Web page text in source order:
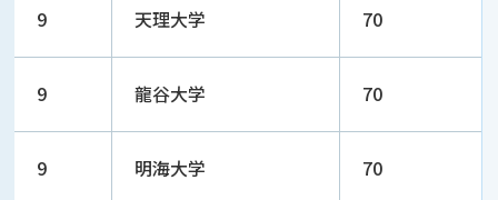
9 天理大学 70
9 龍谷大学 70
9 明海大学 70